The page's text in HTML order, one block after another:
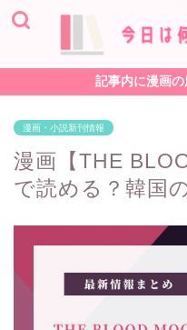
記事内に漫画
漫画・小説新刊情報
漫画【THE
で読める？韓国